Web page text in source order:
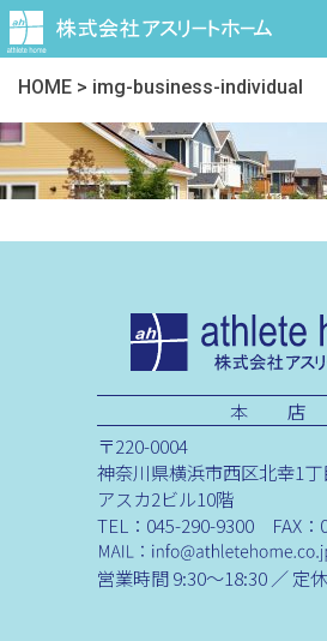
HOME > img-business-individual
本 店
〒220-0004
神奈川県横浜市西区北幸1
アスカ2ビル10階
TEL：045-290-9300 FAX：
営業時間 9:30～18:30 ／ 定